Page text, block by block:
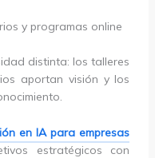
y programas online
distinta: los talleres
aportan visión y los
en IA para empresas
estratégicos con